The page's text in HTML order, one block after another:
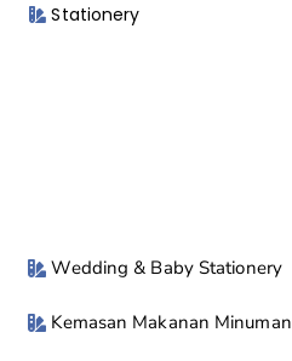
Stationery
Wedding & Baby Stationery
Kemasan Makanan Minuman